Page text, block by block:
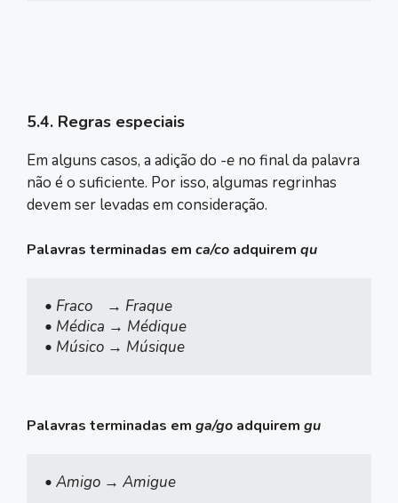
5.4. Regras especiais
Em alguns casos, a adição do -e no final da palavra
não é o suficiente. Por isso, algumas regrinhas
devem ser levadas em consideração.
Palavras terminadas em ca/co adquirem qu
• Fraco    → Fraque
• Médica → Médique
• Músico → Músique
Palavras terminadas em ga/go adquirem gu
• Amigo → Amigue